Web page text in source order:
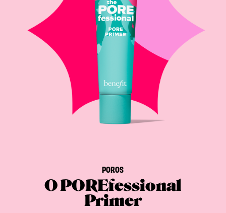
POROS
O POREfessional
Primer